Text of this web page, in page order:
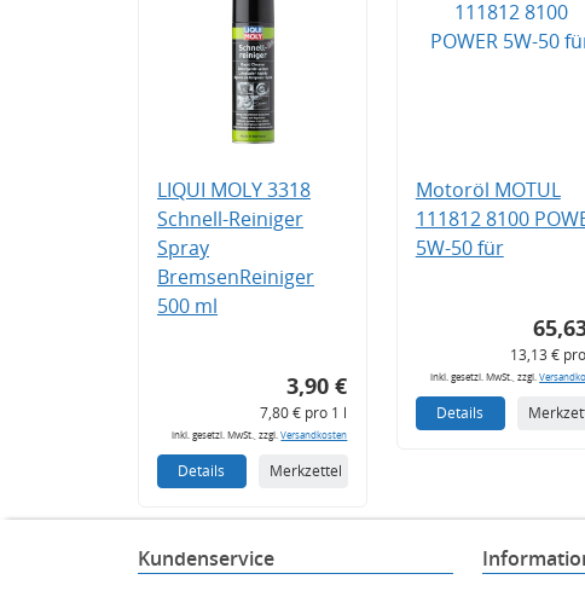
LIQUI MOLY 3318
Schnell-Reiniger
Spray
BremsenReiniger
500 ml
3,90 €
7,80 € pro 1 l
inkl. gesetzl. MwSt., zzgl.Versandkosten
Details Merkzettel
Motoröl MOTUL
111812 8100
5W-50 für
13,13 €
inkl. gesetzl. MwSt., zzgl.
Details
Kundenservice